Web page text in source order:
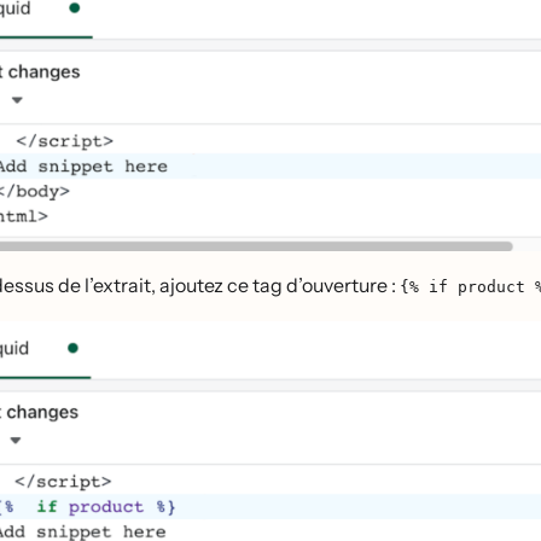
de l’extrait, ajoutez ce tag d’ouverture : {% if product